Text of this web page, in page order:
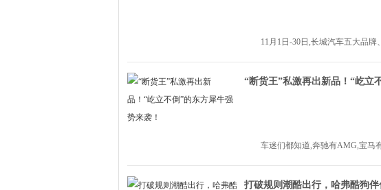
11月1日-30日,长城汽车五大品
“断货王”私激再出新品！“屹立
车迷们都知道,奔驰有AMG,宝马
打破规则潮酷出行，哈弗酷狗